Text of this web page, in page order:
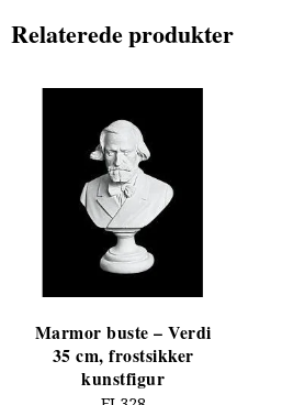
Relaterede produkter
Marmor buste – Verdi
35 cm, frostsikker
kunstfigur